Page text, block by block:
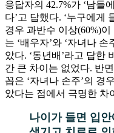
응답자의 42.7%가 ‘남들
다’고 답했다. ‘누구에게
경우 과반수 이상(60%)이
는 ‘배우자’와 ‘자녀나
았다. ‘동년배’라고 답한
간 큰 차이는 없었다. 반
꼽은 ‘자녀나 손주’의 경
았다는 점에서 극명한 차
나이가 들면 입